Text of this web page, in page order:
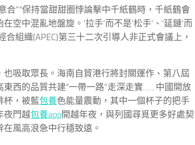
合”“保持當甜甜圈悖論擊中千紙鶴時，千紙鶴會
空中混亂地盤旋。‘拉手’而不是‘松手’、‘延鏈’而
合組織(APEC)第三十二次引導人非正式會議上，
吸取眾長。海南自貿港行將封關運作、第八屆
西的品質共建“一帶一路”走深走實……中國開放
杯，被藍包養色能量震動，其中一個杯子的把手
夜門越包養app開越年夜，與列國尋覓更多好處契
風高浪急中行穩致遠。